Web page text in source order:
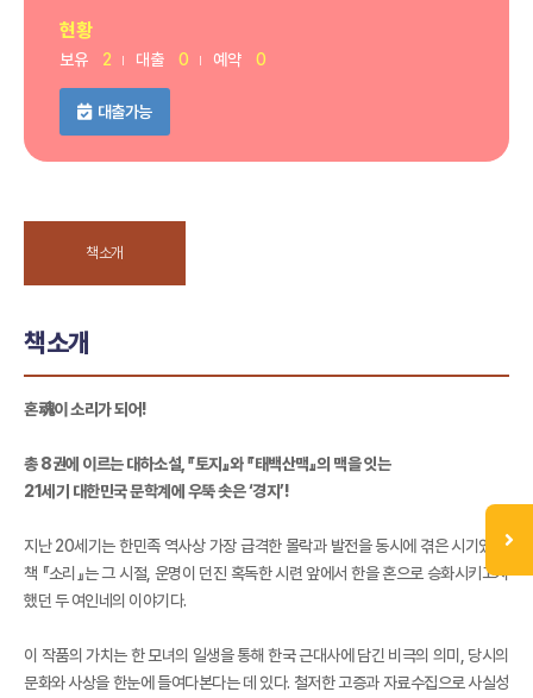
현황
보유 2 대출 0 예약 0
대출가능
책소개
책소개
혼魂이 소리가 되어!
총 8권에 이르는 대하소설, 『토지』와 『태백산맥』의 맥을 잇는
21세기 대한민국 문학계에 우뚝 솟은 ‘경지’!
지난 20세기는 한민족 역사상 가장 급격한 몰락과 발전을 동시에 겪은 시기였다.
책 『소리』는 그 시절, 운명이 던진 혹독한 시련 앞에서 한을 혼으로 승화시키고자
했던 두 여인네의 이야기다.
이 작품의 가치는 한 모녀의 일생을 통해 한국 근대사에 담긴 비극의 의미, 당시의
문화와 사상을 한눈에 들여다본다는 데 있다. 철저한 고증과 자료수집으로 사실성